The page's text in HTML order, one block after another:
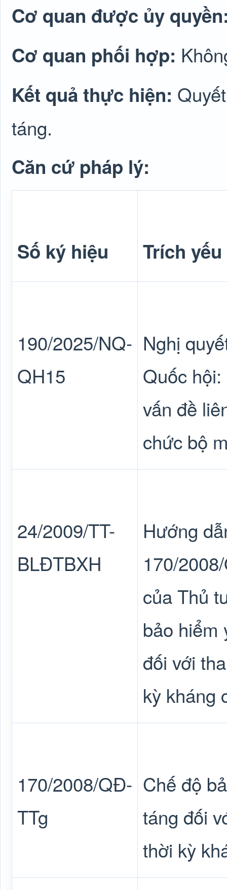
Cơ quan được ủy
Cơ quan phối hợp:
Kết quả thực hiện:
táng.
Căn cứ pháp lý:
Số ký hiệu Trích yếu
190/2025/NQ-
QH15
Nghị
Quốc
vấn đề
chức bộ
24/2009/TT-
BLĐTBXH
Hướng
170/
của Thủ
bảo hiểm
đối với
kỳ kháng
170/2008/QĐ-
TTg
Chế độ
táng đối
thời kỳ